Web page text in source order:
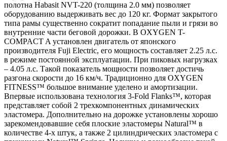
полотна Habasit NVT-220 (толщина 2.0 мм) позволяет
оборудованию выдерживать вес до 120 кг. Формат закрытого
типа рамы существенно сократит попадание пыли и грязи во
внутренние части беговой дорожки. В OXYGEN T-
COMPACT A установлен двигатель от японского
производителя Fuji Electric, его мощность составляет 2.25 л.с.
в режиме постоянной эксплуатации. При пиковых нагрузках
– 4.05 л.с. Такой показатель мощности позволяет достичь
разгона скорости до 16 км/ч. Традиционно для OXYGEN
FITNESS™ большое внимание уделено и амортизации.
Впервые использована технология 3-Fold Flanks™, которая
представляет собой 2 трехкомпонентных динамических
эластомера. Дополнительно на дорожке установлены хорошо
зарекомендовавшие себя плоские эластомеры Natural™ в
количестве 4-х штук, а также 2 цилиндрических эластомера с